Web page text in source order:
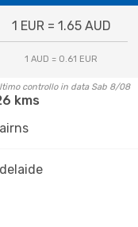
1 EUR = 1.65 AUD
1 AUD = 0.61 EUR
controllo in data Sab 8/08
kms